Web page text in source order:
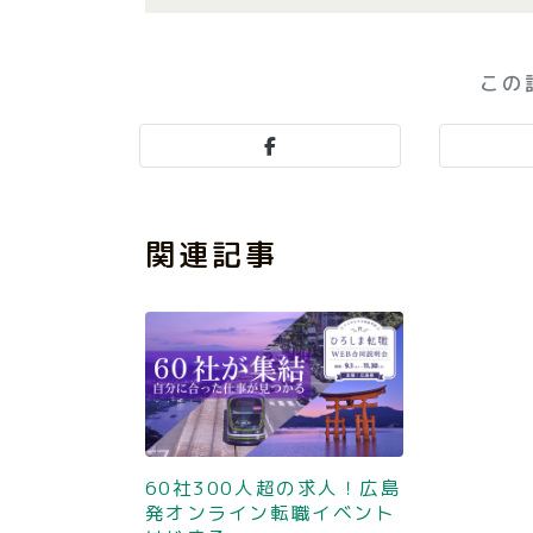
この
関連記事
60社300人超の求人！広島
発オンライン転職イベント